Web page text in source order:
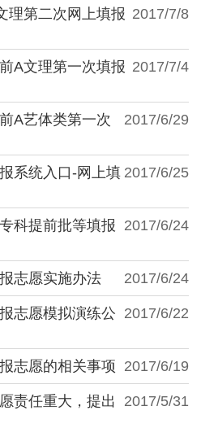
2017/7/8
理第二次网上填报
2017/7/4
A文理第一次填报
2017/6/29
A艺体类第一次
2017/6/25
系统入口-网上填
2017/6/24
科提前批等填报
2017/6/24
志愿实施办法
2017/6/22
志愿模拟演练公
2017/6/19
志愿的相关事项
2017/5/31
责任重大，提出